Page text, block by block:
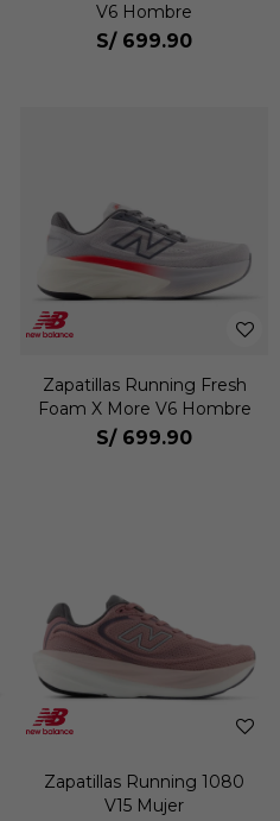
V6 Hombre
S/ 699.90
Zapatillas Running Fresh
Foam X More V6 Hombre
S/ 699.90
Zapatillas Running 1080
V15 Mujer